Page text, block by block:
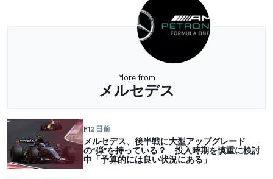
More from
メルセデス
F12 日前
メルセデス、後半戦に大型アップグレード
の“弾”を持っている？ 投入時期を慎重に検討
中「予算的には良い状況にある」